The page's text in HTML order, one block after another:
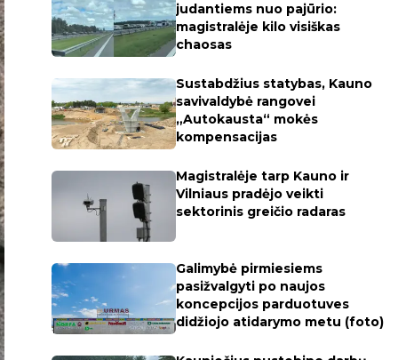
judantiems nuo pajūrio:
magistralėje kilo visiškas
chaosas
Sustabdžius statybas, Kauno
savivaldybė rangovei
„Autokausta“ mokės
kompensacijas
Magistralėje tarp Kauno ir
Vilniaus pradėjo veikti
sektorinis greičio radaras
Galimybė pirmiesiems
pasižvalgyti po naujos
koncepcijos parduotuves
didžiojo atidarymo metu (foto)